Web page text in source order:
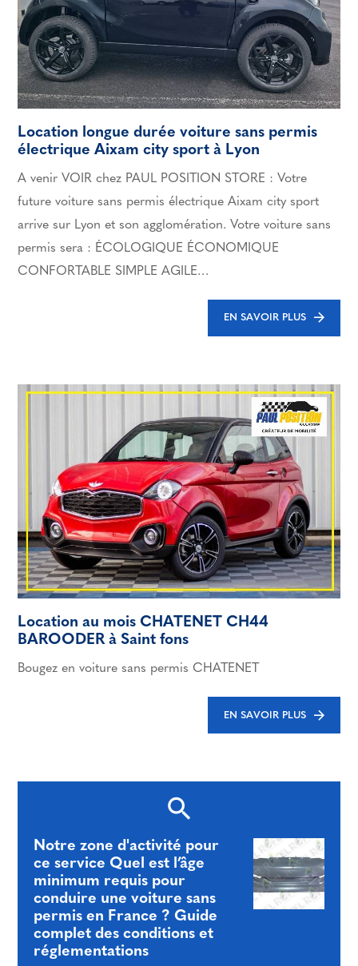
Location longue durée voiture sans permis
électrique Aixam city sport à Lyon
A venir VOIR chez PAUL POSITION STORE : Votre
future voiture sans permis électrique Aixam city sport
arrive sur Lyon et son agglomération. Votre voiture sans
permis sera : ÉCOLOGIQUE ÉCONOMIQUE
CONFORTABLE SIMPLE AGILE…
EN SAVOIR PLUS
Location au mois CHATENET CH44
BAROODER à Saint fons
Bougez en voiture sans permis CHATENET
EN SAVOIR PLUS
Notre zone d'activité pour
ce service Quel est l’âge
minimum requis pour
conduire une voiture sans
permis en France ? Guide
complet des conditions et
réglementations